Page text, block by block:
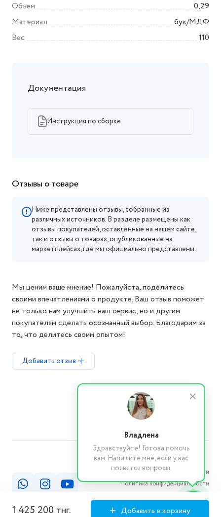
Объем
0,29
Материал
бук/МДФ
Вес
110
Документация
Инструкция по сборке
1 425 200 тнг. Добавить в корзину
Отзывы о товаре
Ниже представлены отзывы, собранные из
различных источников. В разделе размещены как
отзывы покупателей, оставленные на нашем сайте,
так и отзывы о товарах, опубликованные на
маркетплейсах, где мы официально представлены.
Мы ценим ваше мнение! Пожалуйста, поделитесь
своими впечатлениями о продукте. Ваш отзыв поможет
не только нам улучшить наш сервис, но и другим
покупателям сделать осознанный выбор. Благодарим за
то, что делитесь своим опытом!
Добавить отзыв
Реквизиты компании
Политика конфиденциальности
Владлена
Здравствуйте! Готова помочь
вам. Напишите мне, если у вас
появятся вопросы.